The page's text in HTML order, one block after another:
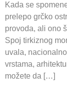
Kada se
prelepo grčko
provoda, ali ono
Spoj tirkiznog
uvala,
vrstama,
možete da […]